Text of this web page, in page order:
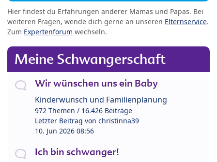
Hier findest du Erfahrungen anderer Mamas und Papas. Bei
weiteren Fragen, wende dich gerne an unseren Elternservice.
Zum Expertenforum wechseln.
Meine Schwangerschaft
Wir wünschen uns ein Baby
Kinderwunsch und Familienplanung
972 Themen / 16.426 Beiträge
Letzter Beitrag von christinna39
10. Jun 2026 08:56
Ich bin schwanger!